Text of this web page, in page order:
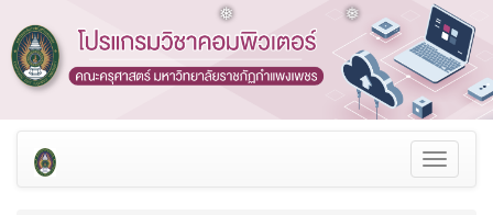
Toggle